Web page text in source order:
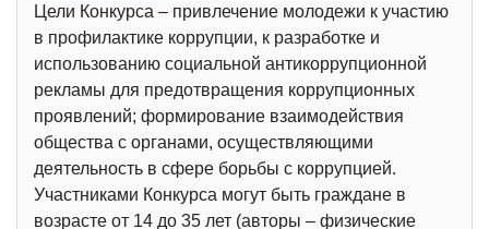
Цели Конкурса – привлечение молодежи к участию
в профилактике коррупции, к разработке и
использованию социальной антикоррупционной
рекламы для предотвращения коррупционных
проявлений; формирование взаимодействия
общества с органами, осуществляющими
деятельность в сфере борьбы с коррупцией.
Участниками Конкурса могут быть граждане в
возрасте от 14 до 35 лет (авторы – физические